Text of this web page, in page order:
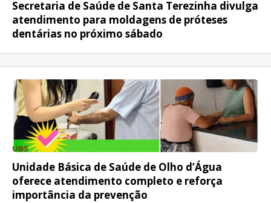
Secretaria de Saúde de Santa Terezinha divulga
atendimento para moldagens de próteses
dentárias no próximo sábado
UBS
Unidade Básica de Saúde de Olho d’Água
oferece atendimento completo e reforça
importância da prevenção